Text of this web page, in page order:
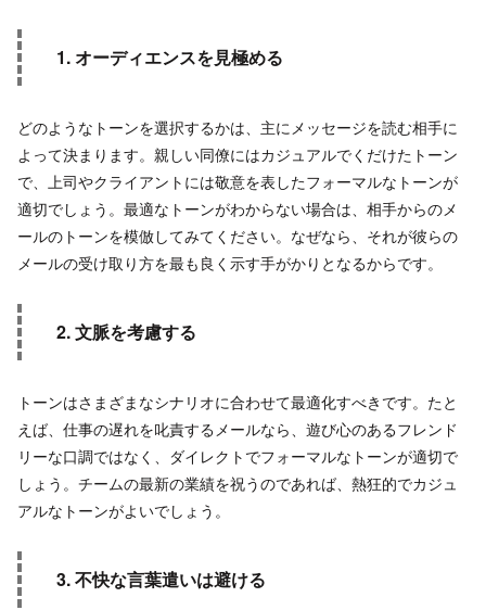
1. オーディエンスを見極める
どのようなトーンを選択するかは、主にメッセージを読む相手に
よって決まります。親しい同僚にはカジュアルでくだけたトーン
で、上司やクライアントには敬意を表したフォーマルなトーンが
適切でしょう。最適なトーンがわからない場合は、相手からのメ
ールのトーンを模倣してみてください。なぜなら、それが彼らの
メールの受け取り方を最も良く示す手がかりとなるからです。
2. 文脈を考慮する
トーンはさまざまなシナリオに合わせて最適化すべきです。たと
えば、仕事の遅れを叱責するメールなら、遊び心のあるフレンド
リーな口調ではなく、ダイレクトでフォーマルなトーンが適切で
しょう。チームの最新の業績を祝うのであれば、熱狂的でカジュ
アルなトーンがよいでしょう。
3. 不快な言葉遣いは避ける